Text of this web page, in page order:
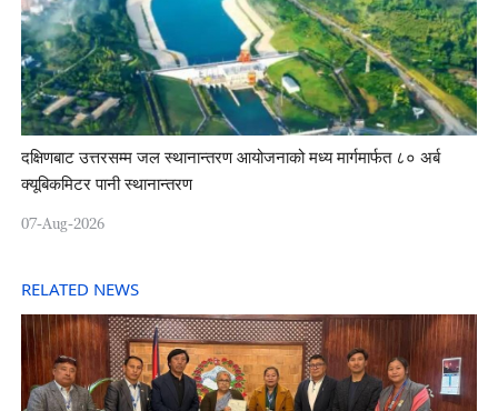
दक्षिणबाट उत्तरसम्म जल स्थानान्तरण आयोजनाको मध्य मार्गमार्फत ८० अर्ब
क्यूबिकमिटर पानी स्थानान्तरण
07-Aug-2026
RELATED NEWS